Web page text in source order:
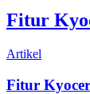
Fitur
Artikel
Fitur